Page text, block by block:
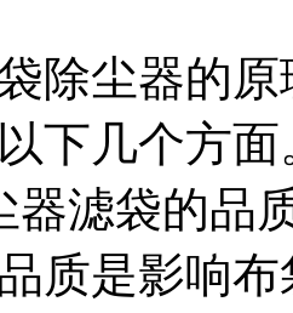
尘器的原
下几个方面
滤袋的品
是影响布